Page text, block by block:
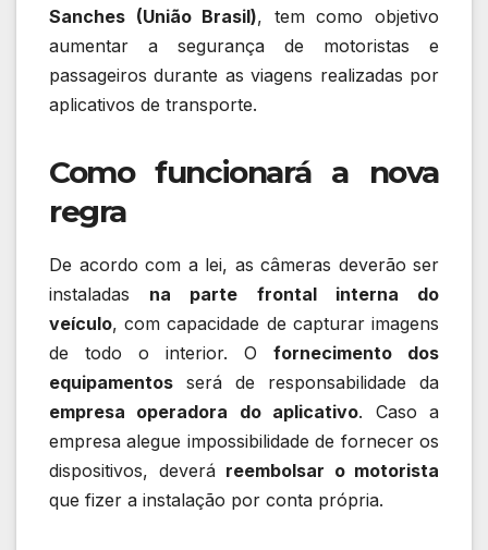
Sanches (União Brasil), tem como objetivo
aumentar a segurança de motoristas e
passageiros durante as viagens realizadas por
aplicativos de transporte.
Como funcionará a nova
regra
De acordo com a lei, as câmeras deverão ser
instaladas na parte frontal interna do
veículo, com capacidade de capturar imagens
de todo o interior. O fornecimento dos
equipamentos será de responsabilidade da
empresa operadora do aplicativo. Caso a
empresa alegue impossibilidade de fornecer os
dispositivos, deverá reembolsar o motorista
que fizer a instalação por conta própria.